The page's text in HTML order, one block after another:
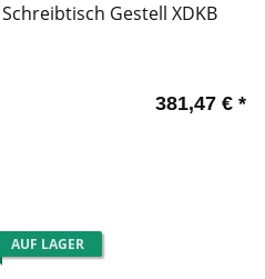
Schreibtisch Gestell XDKB
381,47 € *
AUF LAGER